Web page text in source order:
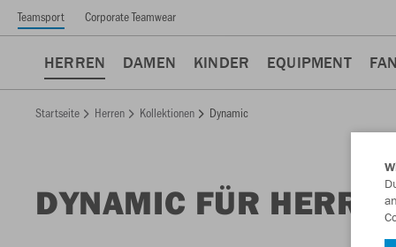
Teamsport Corporate Teamwear
HERREN DAMEN KINDER EQUIPMENT
Startseite Herren Kollektionen Dynamic
DYNAMIC FÜR